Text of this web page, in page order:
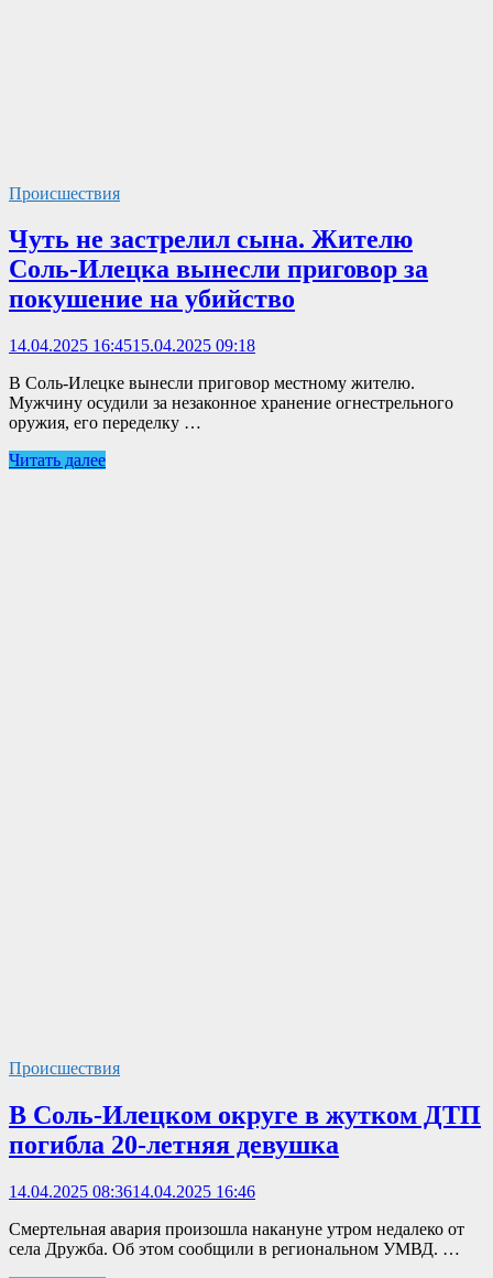
Происшествия
Чуть не застрелил сына. Жителю
Соль-Илецка вынесли приговор за
покушение на убийство
14.04.2025 16:4515.04.2025 09:18
В Соль-Илецке вынесли приговор местному жителю.
Мужчину осудили за незаконное хранение огнестрельного
оружия, его переделку …
Читать далее
Происшествия
В Соль-Илецком округе в жутком ДТП
погибла 20-летняя девушка
14.04.2025 08:3614.04.2025 16:46
Смертельная авария произошла накануне утром недалеко от
села Дружба. Об этом сообщили в региональном УМВД. …